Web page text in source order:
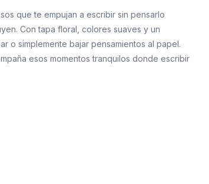
que te empujan a escribir sin pensarlo
Con tapa floral, colores suaves y un
o simplemente bajar pensamientos al papel.
esos momentos tranquilos donde escribir